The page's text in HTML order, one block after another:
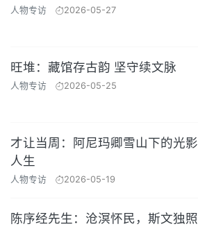
人物专访 2026-05-27
旺堆：藏馆存古韵 坚守续文脉
人物专访 2026-05-25
才让当周：阿尼玛卿雪山下的光影
人生
人物专访 2026-05-19
陈序经先生：沧溟怀民，斯文独照